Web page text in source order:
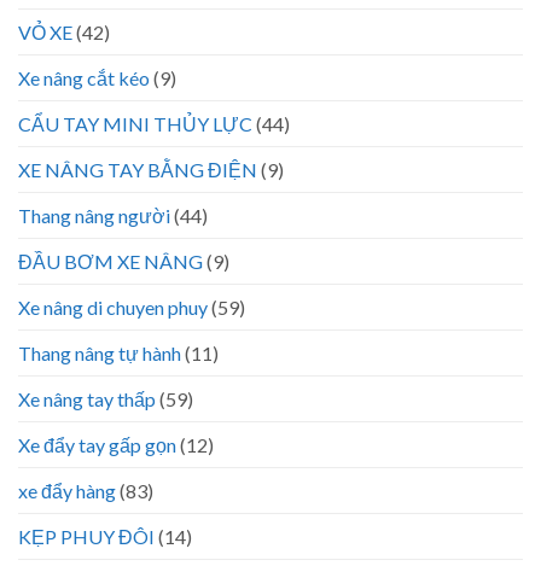
VỎ XE(42)
Xe nâng cắt kéo (9)
CẨU TAY MINI THỦY LỰC (44)
XE NÂNG TAY BẰNG ĐIỆN (9)
Thang nâng người(44)
ĐẦU BƠM XE NÂNG(9)
Xe nâng di chuyen phuy(59)
Thang nâng tự hành(11)
Xe nâng tay thấp (59)
Xe đẩy tay gấp gọn(12)
xe đẩy hàng(83)
KẸP PHUY ĐÔI (14)